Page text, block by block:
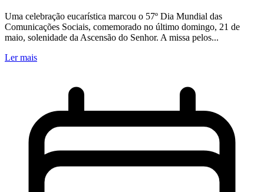
Uma celebração eucarística marcou o 57º Dia Mundial das
Comunicações Sociais, comemorado no último domingo, 21 de
maio, solenidade da Ascensão do Senhor. A missa pelos...
Ler mais